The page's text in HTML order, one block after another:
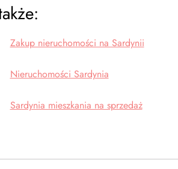
Zakup nieruchomości na Sardynii
Nieruchomości Sardynia
Sardynia mieszkania na sprzedaż